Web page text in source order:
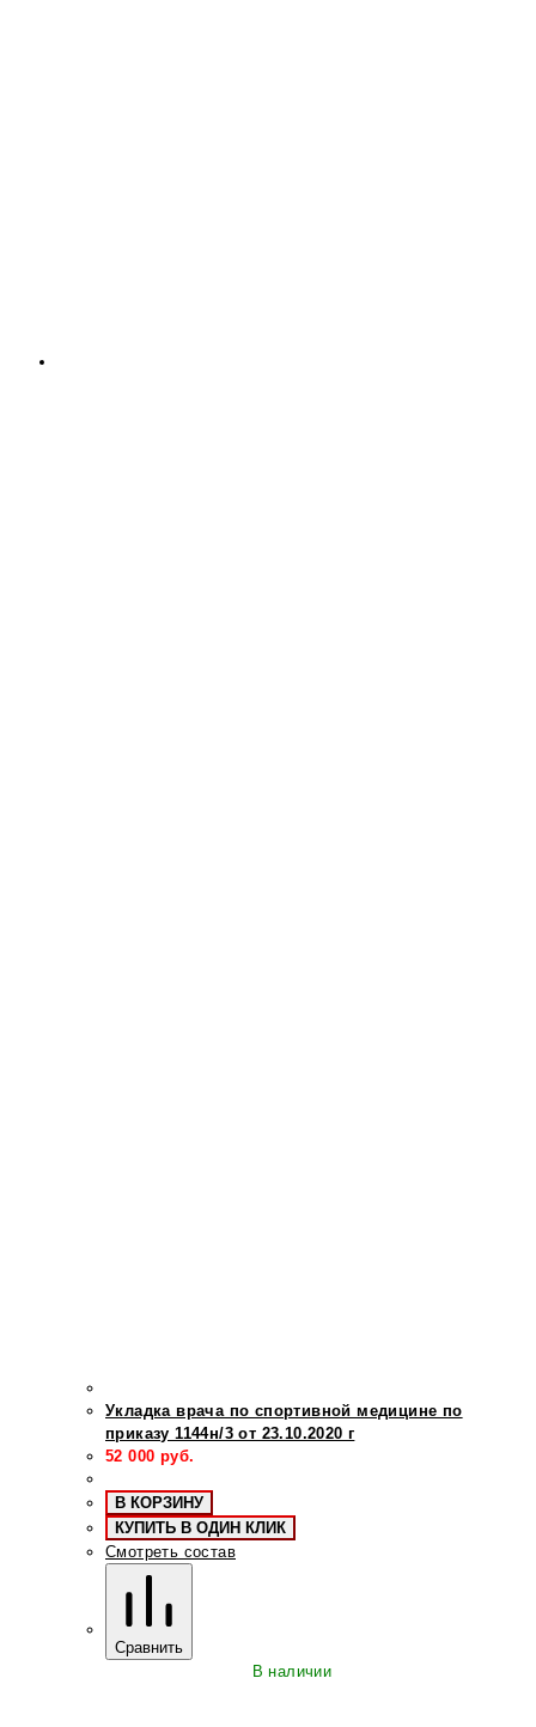
Укладка врача по спортивной медицине по
приказу 1144н/3 от 23.10.2020 г
52 000 руб.
В КОРЗИНУ
КУПИТЬ В ОДИН КЛИК
Смотреть состав
Сравнить
В наличии